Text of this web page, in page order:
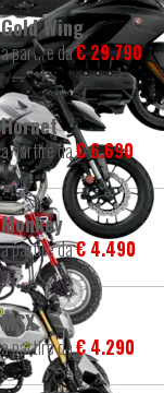
Gold Wing
a partire da€ 29.790
Hornet
a partire da€ 6.690
Monkey
a partire da€ 4.490
MSX
a partire da€ 4.290